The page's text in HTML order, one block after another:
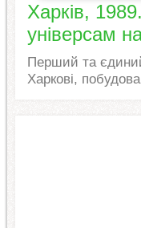
Харків,
універсам
Перший та
Харкові,